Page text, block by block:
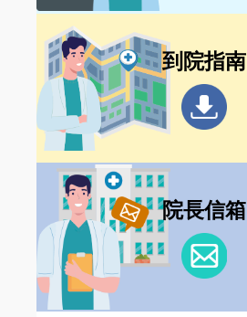
到院指南
院長信箱